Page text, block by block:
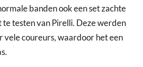
banden ook een set zachte
testen van Pirelli. Deze werden
vele coureurs, waardoor het een